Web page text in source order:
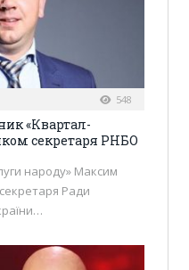
548
«Квартал-
секретаря РНБО
народу» Максим
Ради